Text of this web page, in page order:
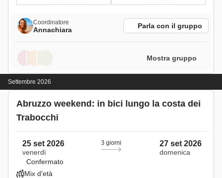
Coordinatore
Annachiara Parla con il gruppo
Mostra gruppo
Settembre 2026
Abruzzo weekend: in bici lungo la costa dei
Trabocchi
25 set 2026
venerdì
3 giorni 27 set 2026
domenica
Confermato
Mix d'età